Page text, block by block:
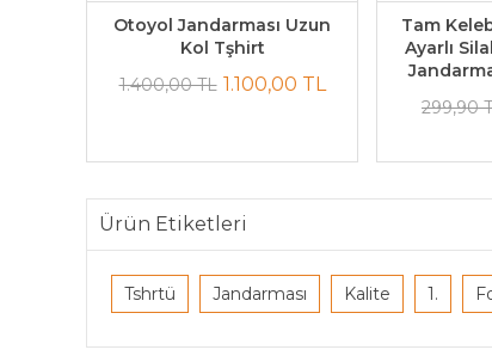
Otoyol Jandarması Uzun
Kol Tşhirt
1.400,00 TL 1.100,00 TL
Tam
Ayarlı
299,90
Ürün Etiketleri
Tshrtü Jandarması Kalite 1.